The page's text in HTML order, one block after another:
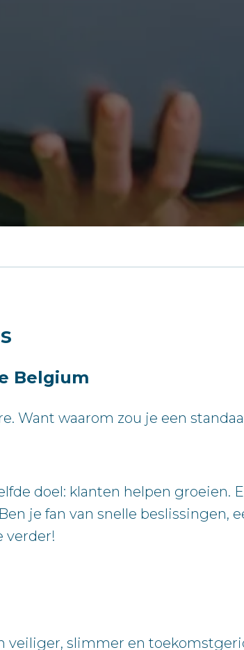
Belgium
Want waarom zou je een
doel: klanten helpen groeien.
je fan van snelle beslissingen,
verder!
veiliger, slimmer en